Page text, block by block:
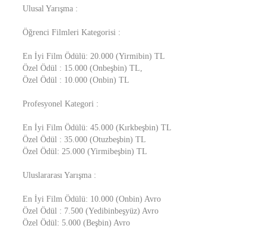
Ulusal Yarışma :
Öğrenci Filmleri Kategorisi :
En İyi Film Ödülü: 20.000 (Yirmibin) TL
Özel Ödül : 15.000 (Onbeşbin) TL,
Özel Ödül : 10.000 (Onbin) TL
Profesyonel Kategori :
En İyi Film Ödülü: 45.000 (Kırkbeşbin) TL
Özel Ödül : 35.000 (Otuzbeşbin) TL
Özel Ödül: 25.000 (Yirmibeşbin) TL
Uluslararası Yarışma :
En İyi Film Ödülü: 10.000 (Onbin) Avro
Özel Ödül : 7.500 (Yedibinbeşyüz) Avro
Özel Ödül: 5.000 (Beşbin) Avro